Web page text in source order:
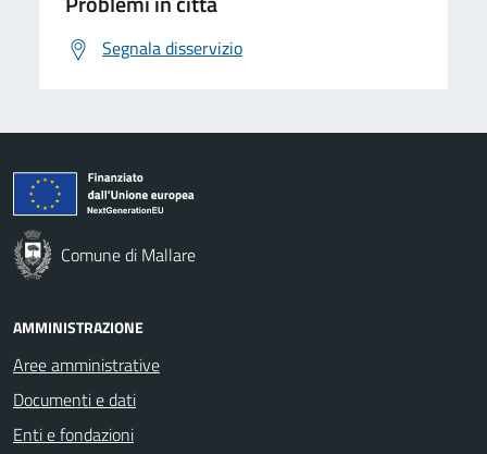
Segnala disservizio
Comune di Mallare
AMMINISTRAZIONE
Aree amministrative
Documenti e dati
Enti e fondazioni